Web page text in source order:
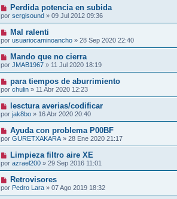
Perdida potencia en subida
por sergisound » 09 Jul 2012 09:36
Mal ralenti
por usuariocaminoancho » 28 Sep 2020 22:40
Mando que no cierra
por JMAB1967 » 11 Jul 2020 18:19
para tiempos de aburrimiento
por chulin » 11 Abr 2020 12:23
lesctura averias/codificar
por jak8bo » 16 Abr 2020 20:40
Ayuda con problema P00BF
por GURETXAKARA » 28 Ene 2020 21:17
Limpieza filtro aire XE
por azrael200 » 29 Sep 2016 11:01
Retrovisores
por Pedro Lara » 07 Ago 2019 18:32